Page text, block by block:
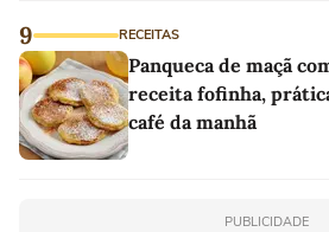
9 RECEITAS
Panqueca de maçã
receita fofinha,
café da manhã
PUBLICIDADE